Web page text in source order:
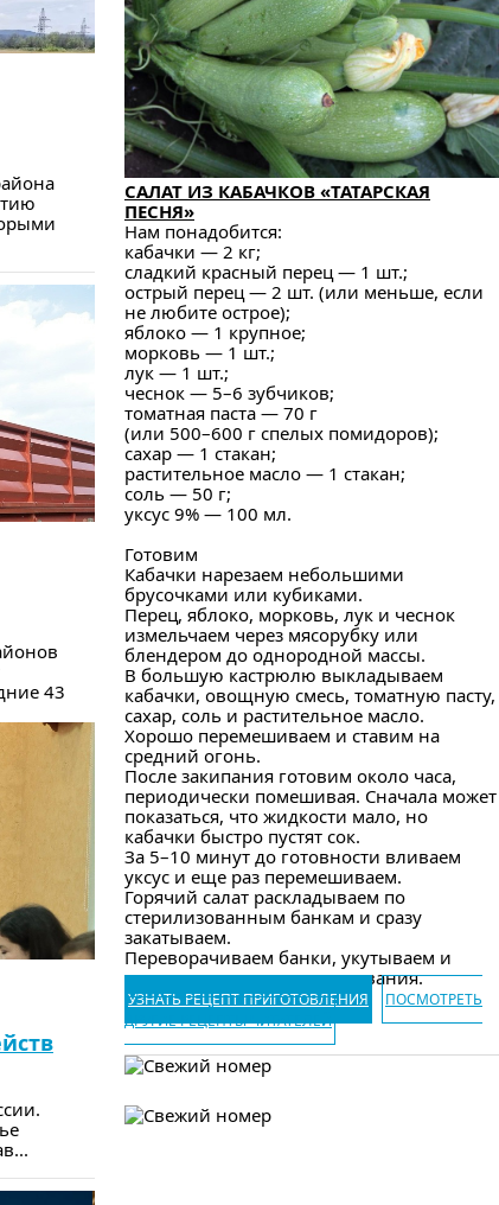
43
САЛАТ ИЗ КАБАЧКОВ «ТАТАРСКАЯ
ПЕСНЯ»
Нам понадобится:
кабачки — 2 кг;
сладкий красный перец — 1 шт.;
острый перец — 2 шт. (или меньше, если
не любите острое);
яблоко — 1 крупное;
морковь — 1 шт.;
лук — 1 шт.;
чеснок — 5–6 зубчиков;
томатная паста — 70 г
(или 500–600 г спелых помидоров);
сахар — 1 стакан;
растительное масло — 1 стакан;
соль — 50 г;
уксус 9% — 100 мл.
Готовим
Кабачки нарезаем небольшими
брусочками или кубиками.
Перец, яблоко, морковь, лук и чеснок
измельчаем через мясорубку или
блендером до однородной массы.
В большую кастрюлю выкладываем
кабачки, овощную смесь, томатную пасту,
сахар, соль и растительное масло.
Хорошо перемешиваем и ставим на
средний огонь.
После закипания готовим около часа,
периодически помешивая. Сначала может
показаться, что жидкости мало, но
кабачки быстро пустят сок.
За 5–10 минут до готовности вливаем
уксус и еще раз перемешиваем.
Горячий салат раскладываем по
стерилизованным банкам и сразу
закатываем.
Переворачиваем банки, укутываем и
оставляем до полного остывания.
УЗНАТЬ РЕЦЕПТ ПРИГОТОВЛЕНИЯ
ПОСМОТРЕТЬ
ДРУГИЕ РЕЦЕПТЫ ЧИТАТЕЛЕЙ